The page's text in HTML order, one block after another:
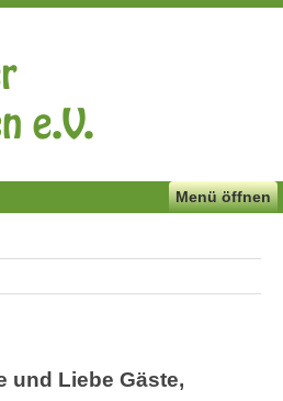
Menü öffnen
und Liebe Gäste,